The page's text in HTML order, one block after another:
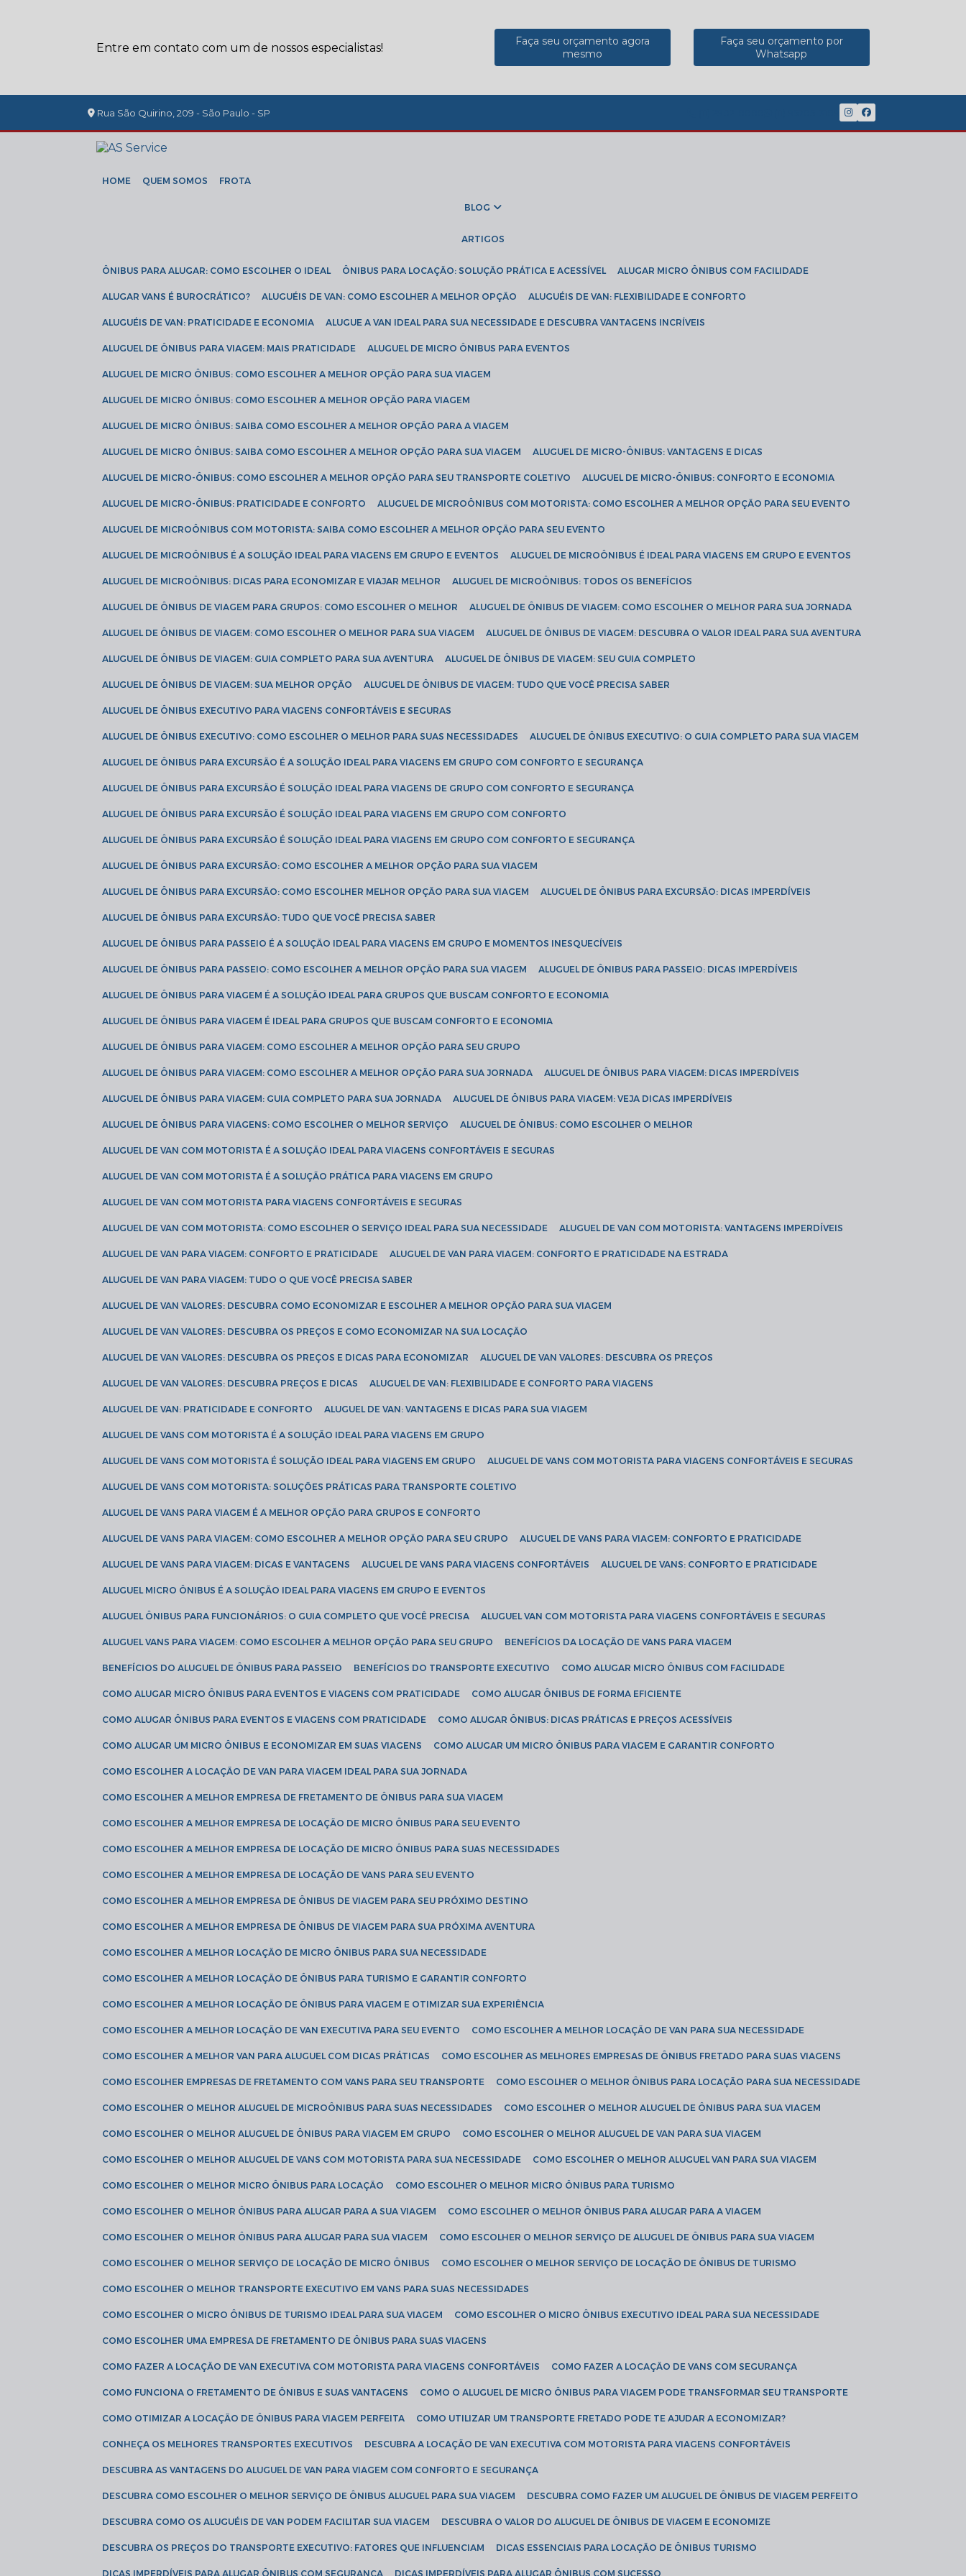
Entre em contato com um de nossos especialistas!
Faça seu orçamento agora
mesmo
Faça seu orçamento por
Whatsapp
Rua São Quirino, 209 - São Paulo - SP
HOME QUEM SOMOS FROTA
BLOG
ARTIGOS
ÔNIBUS PARA ALUGAR: COMO ESCOLHER O IDEAL ÔNIBUS PARA LOCAÇÃO: SOLUÇÃO PRÁTICA E ACESSÍVEL ALUGAR MICRO ÔNIBUS COM FACILIDADE
ALUGAR VANS É BUROCRÁTICO? ALUGUÉIS DE VAN: COMO ESCOLHER A MELHOR OPÇÃO ALUGUÉIS DE VAN: FLEXIBILIDADE E CONFORTO
ALUGUÉIS DE VAN: PRATICIDADE E ECONOMIA ALUGUE A VAN IDEAL PARA SUA NECESSIDADE E DESCUBRA VANTAGENS INCRÍVEIS
ALUGUEL DE ÔNIBUS PARA VIAGEM: MAIS PRATICIDADE ALUGUEL DE MICRO ÔNIBUS PARA EVENTOS
ALUGUEL DE MICRO ÔNIBUS: COMO ESCOLHER A MELHOR OPÇÃO PARA SUA VIAGEM
ALUGUEL DE MICRO ÔNIBUS: COMO ESCOLHER A MELHOR OPÇÃO PARA VIAGEM
ALUGUEL DE MICRO ÔNIBUS: SAIBA COMO ESCOLHER A MELHOR OPÇÃO PARA A VIAGEM
ALUGUEL DE MICRO ÔNIBUS: SAIBA COMO ESCOLHER A MELHOR OPÇÃO PARA SUA VIAGEM ALUGUEL DE MICRO-ÔNIBUS: VANTAGENS E DICAS
ALUGUEL DE MICRO-ÔNIBUS: COMO ESCOLHER A MELHOR OPÇÃO PARA SEU TRANSPORTE COLETIVO ALUGUEL DE MICRO-ÔNIBUS: CONFORTO E ECONOMIA
ALUGUEL DE MICRO-ÔNIBUS: PRATICIDADE E CONFORTO ALUGUEL DE MICROÔNIBUS COM MOTORISTA: COMO ESCOLHER A MELHOR OPÇÃO PARA SEU EVENTO
ALUGUEL DE MICROÔNIBUS COM MOTORISTA: SAIBA COMO ESCOLHER A MELHOR OPÇÃO PARA SEU EVENTO
ALUGUEL DE MICROÔNIBUS É A SOLUÇÃO IDEAL PARA VIAGENS EM GRUPO E EVENTOS ALUGUEL DE MICROÔNIBUS É IDEAL PARA VIAGENS EM GRUPO E EVENTOS
ALUGUEL DE MICROÔNIBUS: DICAS PARA ECONOMIZAR E VIAJAR MELHOR ALUGUEL DE MICROÔNIBUS: TODOS OS BENEFÍCIOS
ALUGUEL DE ÔNIBUS DE VIAGEM PARA GRUPOS: COMO ESCOLHER O MELHOR ALUGUEL DE ÔNIBUS DE VIAGEM: COMO ESCOLHER O MELHOR PARA SUA JORNADA
ALUGUEL DE ÔNIBUS DE VIAGEM: COMO ESCOLHER O MELHOR PARA SUA VIAGEM ALUGUEL DE ÔNIBUS DE VIAGEM: DESCUBRA O VALOR IDEAL PARA SUA AVENTURA
ALUGUEL DE ÔNIBUS DE VIAGEM: GUIA COMPLETO PARA SUA AVENTURA ALUGUEL DE ÔNIBUS DE VIAGEM: SEU GUIA COMPLETO
ALUGUEL DE ÔNIBUS DE VIAGEM: SUA MELHOR OPÇÃO ALUGUEL DE ÔNIBUS DE VIAGEM: TUDO QUE VOCÊ PRECISA SABER
ALUGUEL DE ÔNIBUS EXECUTIVO PARA VIAGENS CONFORTÁVEIS E SEGURAS
ALUGUEL DE ÔNIBUS EXECUTIVO: COMO ESCOLHER O MELHOR PARA SUAS NECESSIDADES ALUGUEL DE ÔNIBUS EXECUTIVO: O GUIA COMPLETO PARA SUA VIAGEM
ALUGUEL DE ÔNIBUS PARA EXCURSÃO É A SOLUÇÃO IDEAL PARA VIAGENS EM GRUPO COM CONFORTO E SEGURANÇA
ALUGUEL DE ÔNIBUS PARA EXCURSÃO É SOLUÇÃO IDEAL PARA VIAGENS DE GRUPO COM CONFORTO E SEGURANÇA
ALUGUEL DE ÔNIBUS PARA EXCURSÃO É SOLUÇÃO IDEAL PARA VIAGENS EM GRUPO COM CONFORTO
ALUGUEL DE ÔNIBUS PARA EXCURSÃO É SOLUÇÃO IDEAL PARA VIAGENS EM GRUPO COM CONFORTO E SEGURANÇA
ALUGUEL DE ÔNIBUS PARA EXCURSÃO: COMO ESCOLHER A MELHOR OPÇÃO PARA SUA VIAGEM
ALUGUEL DE ÔNIBUS PARA EXCURSÃO: COMO ESCOLHER MELHOR OPÇÃO PARA SUA VIAGEM ALUGUEL DE ÔNIBUS PARA EXCURSÃO: DICAS IMPERDÍVEIS
ALUGUEL DE ÔNIBUS PARA EXCURSÃO: TUDO QUE VOCÊ PRECISA SABER
ALUGUEL DE ÔNIBUS PARA PASSEIO É A SOLUÇÃO IDEAL PARA VIAGENS EM GRUPO E MOMENTOS INESQUECÍVEIS
ALUGUEL DE ÔNIBUS PARA PASSEIO: COMO ESCOLHER A MELHOR OPÇÃO PARA SUA VIAGEM ALUGUEL DE ÔNIBUS PARA PASSEIO: DICAS IMPERDÍVEIS
ALUGUEL DE ÔNIBUS PARA VIAGEM É A SOLUÇÃO IDEAL PARA GRUPOS QUE BUSCAM CONFORTO E ECONOMIA
ALUGUEL DE ÔNIBUS PARA VIAGEM É IDEAL PARA GRUPOS QUE BUSCAM CONFORTO E ECONOMIA
ALUGUEL DE ÔNIBUS PARA VIAGEM: COMO ESCOLHER A MELHOR OPÇÃO PARA SEU GRUPO
ALUGUEL DE ÔNIBUS PARA VIAGEM: COMO ESCOLHER A MELHOR OPÇÃO PARA SUA JORNADA ALUGUEL DE ÔNIBUS PARA VIAGEM: DICAS IMPERDÍVEIS
ALUGUEL DE ÔNIBUS PARA VIAGEM: GUIA COMPLETO PARA SUA JORNADA ALUGUEL DE ÔNIBUS PARA VIAGEM: VEJA DICAS IMPERDÍVEIS
ALUGUEL DE ÔNIBUS PARA VIAGENS: COMO ESCOLHER O MELHOR SERVIÇO ALUGUEL DE ÔNIBUS: COMO ESCOLHER O MELHOR
ALUGUEL DE VAN COM MOTORISTA É A SOLUÇÃO IDEAL PARA VIAGENS CONFORTÁVEIS E SEGURAS
ALUGUEL DE VAN COM MOTORISTA É A SOLUÇÃO PRÁTICA PARA VIAGENS EM GRUPO
ALUGUEL DE VAN COM MOTORISTA PARA VIAGENS CONFORTÁVEIS E SEGURAS
ALUGUEL DE VAN COM MOTORISTA: COMO ESCOLHER O SERVIÇO IDEAL PARA SUA NECESSIDADE ALUGUEL DE VAN COM MOTORISTA: VANTAGENS IMPERDÍVEIS
ALUGUEL DE VAN PARA VIAGEM: CONFORTO E PRATICIDADE ALUGUEL DE VAN PARA VIAGEM: CONFORTO E PRATICIDADE NA ESTRADA
ALUGUEL DE VAN PARA VIAGEM: TUDO O QUE VOCÊ PRECISA SABER
ALUGUEL DE VAN VALORES: DESCUBRA COMO ECONOMIZAR E ESCOLHER A MELHOR OPÇÃO PARA SUA VIAGEM
ALUGUEL DE VAN VALORES: DESCUBRA OS PREÇOS E COMO ECONOMIZAR NA SUA LOCAÇÃO
ALUGUEL DE VAN VALORES: DESCUBRA OS PREÇOS E DICAS PARA ECONOMIZAR ALUGUEL DE VAN VALORES: DESCUBRA OS PREÇOS
ALUGUEL DE VAN VALORES: DESCUBRA PREÇOS E DICAS ALUGUEL DE VAN: FLEXIBILIDADE E CONFORTO PARA VIAGENS
ALUGUEL DE VAN: PRATICIDADE E CONFORTO ALUGUEL DE VAN: VANTAGENS E DICAS PARA SUA VIAGEM
ALUGUEL DE VANS COM MOTORISTA É A SOLUÇÃO IDEAL PARA VIAGENS EM GRUPO
ALUGUEL DE VANS COM MOTORISTA É SOLUÇÃO IDEAL PARA VIAGENS EM GRUPO ALUGUEL DE VANS COM MOTORISTA PARA VIAGENS CONFORTÁVEIS E SEGURAS
ALUGUEL DE VANS COM MOTORISTA: SOLUÇÕES PRÁTICAS PARA TRANSPORTE COLETIVO
ALUGUEL DE VANS PARA VIAGEM É A MELHOR OPÇÃO PARA GRUPOS E CONFORTO
ALUGUEL DE VANS PARA VIAGEM: COMO ESCOLHER A MELHOR OPÇÃO PARA SEU GRUPO ALUGUEL DE VANS PARA VIAGEM: CONFORTO E PRATICIDADE
ALUGUEL DE VANS PARA VIAGEM: DICAS E VANTAGENS ALUGUEL DE VANS PARA VIAGENS CONFORTÁVEIS ALUGUEL DE VANS: CONFORTO E PRATICIDADE
ALUGUEL MICRO ÔNIBUS É A SOLUÇÃO IDEAL PARA VIAGENS EM GRUPO E EVENTOS
ALUGUEL ÔNIBUS PARA FUNCIONÁRIOS: O GUIA COMPLETO QUE VOCÊ PRECISA ALUGUEL VAN COM MOTORISTA PARA VIAGENS CONFORTÁVEIS E SEGURAS
ALUGUEL VANS PARA VIAGEM: COMO ESCOLHER A MELHOR OPÇÃO PARA SEU GRUPO BENEFÍCIOS DA LOCAÇÃO DE VANS PARA VIAGEM
BENEFÍCIOS DO ALUGUEL DE ÔNIBUS PARA PASSEIO BENEFÍCIOS DO TRANSPORTE EXECUTIVO COMO ALUGAR MICRO ÔNIBUS COM FACILIDADE
COMO ALUGAR MICRO ÔNIBUS PARA EVENTOS E VIAGENS COM PRATICIDADE COMO ALUGAR ÔNIBUS DE FORMA EFICIENTE
COMO ALUGAR ÔNIBUS PARA EVENTOS E VIAGENS COM PRATICIDADE COMO ALUGAR ÔNIBUS: DICAS PRÁTICAS E PREÇOS ACESSÍVEIS
COMO ALUGAR UM MICRO ÔNIBUS E ECONOMIZAR EM SUAS VIAGENS COMO ALUGAR UM MICRO ÔNIBUS PARA VIAGEM E GARANTIR CONFORTO
COMO ESCOLHER A LOCAÇÃO DE VAN PARA VIAGEM IDEAL PARA SUA JORNADA
COMO ESCOLHER A MELHOR EMPRESA DE FRETAMENTO DE ÔNIBUS PARA SUA VIAGEM
COMO ESCOLHER A MELHOR EMPRESA DE LOCAÇÃO DE MICRO ÔNIBUS PARA SEU EVENTO
COMO ESCOLHER A MELHOR EMPRESA DE LOCAÇÃO DE MICRO ÔNIBUS PARA SUAS NECESSIDADES
COMO ESCOLHER A MELHOR EMPRESA DE LOCAÇÃO DE VANS PARA SEU EVENTO
COMO ESCOLHER A MELHOR EMPRESA DE ÔNIBUS DE VIAGEM PARA SEU PRÓXIMO DESTINO
COMO ESCOLHER A MELHOR EMPRESA DE ÔNIBUS DE VIAGEM PARA SUA PRÓXIMA AVENTURA
COMO ESCOLHER A MELHOR LOCAÇÃO DE MICRO ÔNIBUS PARA SUA NECESSIDADE
COMO ESCOLHER A MELHOR LOCAÇÃO DE ÔNIBUS PARA TURISMO E GARANTIR CONFORTO
COMO ESCOLHER A MELHOR LOCAÇÃO DE ÔNIBUS PARA VIAGEM E OTIMIZAR SUA EXPERIÊNCIA
COMO ESCOLHER A MELHOR LOCAÇÃO DE VAN EXECUTIVA PARA SEU EVENTO COMO ESCOLHER A MELHOR LOCAÇÃO DE VAN PARA SUA NECESSIDADE
COMO ESCOLHER A MELHOR VAN PARA ALUGUEL COM DICAS PRÁTICAS COMO ESCOLHER AS MELHORES EMPRESAS DE ÔNIBUS FRETADO PARA SUAS VIAGENS
COMO ESCOLHER EMPRESAS DE FRETAMENTO COM VANS PARA SEU TRANSPORTE COMO ESCOLHER O MELHOR ÔNIBUS PARA LOCAÇÃO PARA SUA NECESSIDADE
COMO ESCOLHER O MELHOR ALUGUEL DE MICROÔNIBUS PARA SUAS NECESSIDADES COMO ESCOLHER O MELHOR ALUGUEL DE ÔNIBUS PARA SUA VIAGEM
COMO ESCOLHER O MELHOR ALUGUEL DE ÔNIBUS PARA VIAGEM EM GRUPO COMO ESCOLHER O MELHOR ALUGUEL DE VAN PARA SUA VIAGEM
COMO ESCOLHER O MELHOR ALUGUEL DE VANS COM MOTORISTA PARA SUA NECESSIDADE COMO ESCOLHER O MELHOR ALUGUEL VAN PARA SUA VIAGEM
COMO ESCOLHER O MELHOR MICRO ÔNIBUS PARA LOCAÇÃO COMO ESCOLHER O MELHOR MICRO ÔNIBUS PARA TURISMO
COMO ESCOLHER O MELHOR ÔNIBUS PARA ALUGAR PARA A SUA VIAGEM COMO ESCOLHER O MELHOR ÔNIBUS PARA ALUGAR PARA A VIAGEM
COMO ESCOLHER O MELHOR ÔNIBUS PARA ALUGAR PARA SUA VIAGEM COMO ESCOLHER O MELHOR SERVIÇO DE ALUGUEL DE ÔNIBUS PARA SUA VIAGEM
COMO ESCOLHER O MELHOR SERVIÇO DE LOCAÇÃO DE MICRO ÔNIBUS COMO ESCOLHER O MELHOR SERVIÇO DE LOCAÇÃO DE ÔNIBUS DE TURISMO
COMO ESCOLHER O MELHOR TRANSPORTE EXECUTIVO EM VANS PARA SUAS NECESSIDADES
COMO ESCOLHER O MICRO ÔNIBUS DE TURISMO IDEAL PARA SUA VIAGEM COMO ESCOLHER O MICRO ÔNIBUS EXECUTIVO IDEAL PARA SUA NECESSIDADE
COMO ESCOLHER UMA EMPRESA DE FRETAMENTO DE ÔNIBUS PARA SUAS VIAGENS
COMO FAZER A LOCAÇÃO DE VAN EXECUTIVA COM MOTORISTA PARA VIAGENS CONFORTÁVEIS COMO FAZER A LOCAÇÃO DE VANS COM SEGURANÇA
COMO FUNCIONA O FRETAMENTO DE ÔNIBUS E SUAS VANTAGENS COMO O ALUGUEL DE MICRO ÔNIBUS PARA VIAGEM PODE TRANSFORMAR SEU TRANSPORTE
COMO OTIMIZAR A LOCAÇÃO DE ÔNIBUS PARA VIAGEM PERFEITA COMO UTILIZAR UM TRANSPORTE FRETADO PODE TE AJUDAR A ECONOMIZAR?
CONHEÇA OS MELHORES TRANSPORTES EXECUTIVOS DESCUBRA A LOCAÇÃO DE VAN EXECUTIVA COM MOTORISTA PARA VIAGENS CONFORTÁVEIS
DESCUBRA AS VANTAGENS DO ALUGUEL DE VAN PARA VIAGEM COM CONFORTO E SEGURANÇA
DESCUBRA COMO ESCOLHER O MELHOR SERVIÇO DE ÔNIBUS ALUGUEL PARA SUA VIAGEM DESCUBRA COMO FAZER UM ALUGUEL DE ÔNIBUS DE VIAGEM PERFEITO
DESCUBRA COMO OS ALUGUÉIS DE VAN PODEM FACILITAR SUA VIAGEM DESCUBRA O VALOR DO ALUGUEL DE ÔNIBUS DE VIAGEM E ECONOMIZE
DESCUBRA OS PREÇOS DO TRANSPORTE EXECUTIVO: FATORES QUE INFLUENCIAM DICAS ESSENCIAIS PARA LOCAÇÃO DE ÔNIBUS TURISMO
DICAS IMPERDÍVEIS PARA ALUGAR ÔNIBUS COM SEGURANÇA DICAS IMPERDÍVEIS PARA ALUGAR ÔNIBUS COM SUCESSO